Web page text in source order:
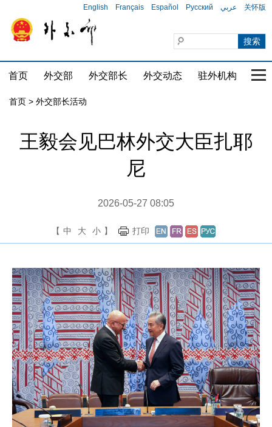
English Français Español Русский عربي 关怀版
首页 外交部 外交部长 外交动态 驻外机构 国
首页 > 外交部长活动
王毅会见巴林外交大臣扎耶
尼
2026-05-27 08:05
【 中 大 小 】 打印